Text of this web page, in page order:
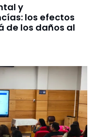
y
los efectos
de los daños al